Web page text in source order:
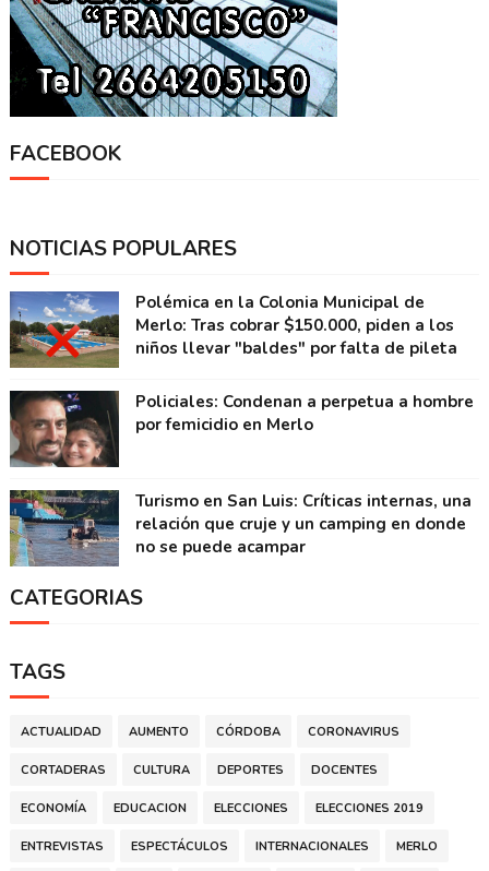
FACEBOOK
NOTICIAS POPULARES
Polémica en la Colonia Municipal de
Merlo: Tras cobrar $150.000, piden a los
niños llevar "baldes" por falta de pileta
Policiales: Condenan a perpetua a hombre
por femicidio en Merlo
Turismo en San Luis: Críticas internas, una
relación que cruje y un camping en donde
no se puede acampar
CATEGORIAS
TAGS
ACTUALIDAD AUMENTO CÓRDOBA CORONAVIRUS
CORTADERAS CULTURA DEPORTES DOCENTES
ECONOMÍA EDUCACION ELECCIONES ELECCIONES 2019
ENTREVISTAS ESPECTÁCULOS INTERNACIONALES MERLO